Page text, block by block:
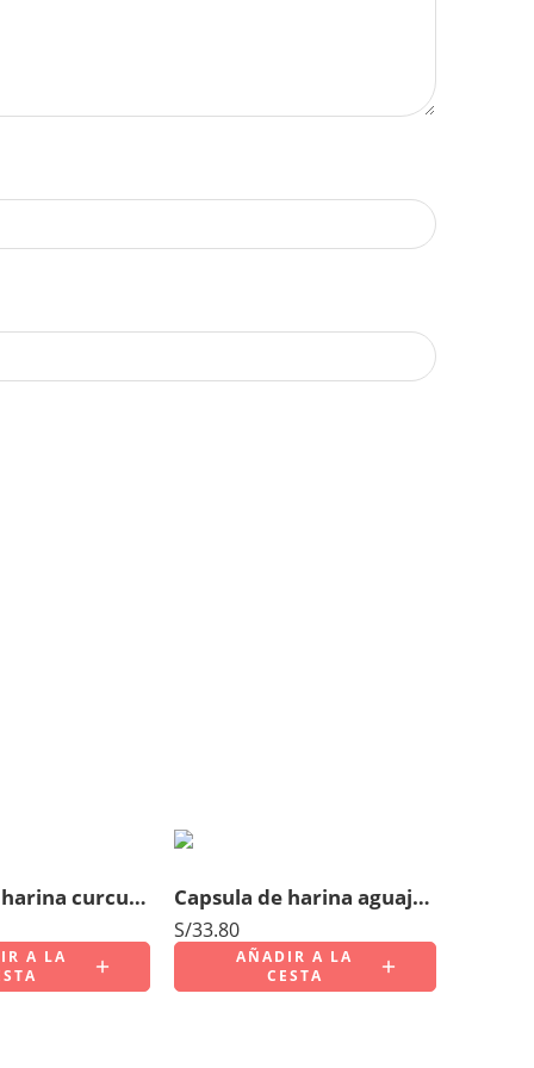
Capsula de harina curcuma x 100 unidades
A LA
Capsula de harina aguaje x 100 unidades
S/33.80
AÑADIR A LA
CESTA